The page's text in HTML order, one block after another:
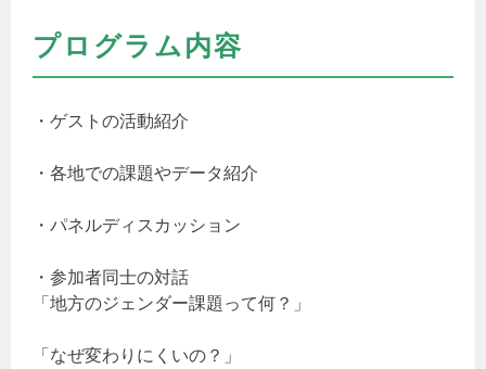
プログラム内容
・ゲストの活動紹介
・各地での課題やデータ紹介
・パネルディスカッション
・参加者同士の対話
「地方のジェンダー課題って何？」
「なぜ変わりにくいの？」